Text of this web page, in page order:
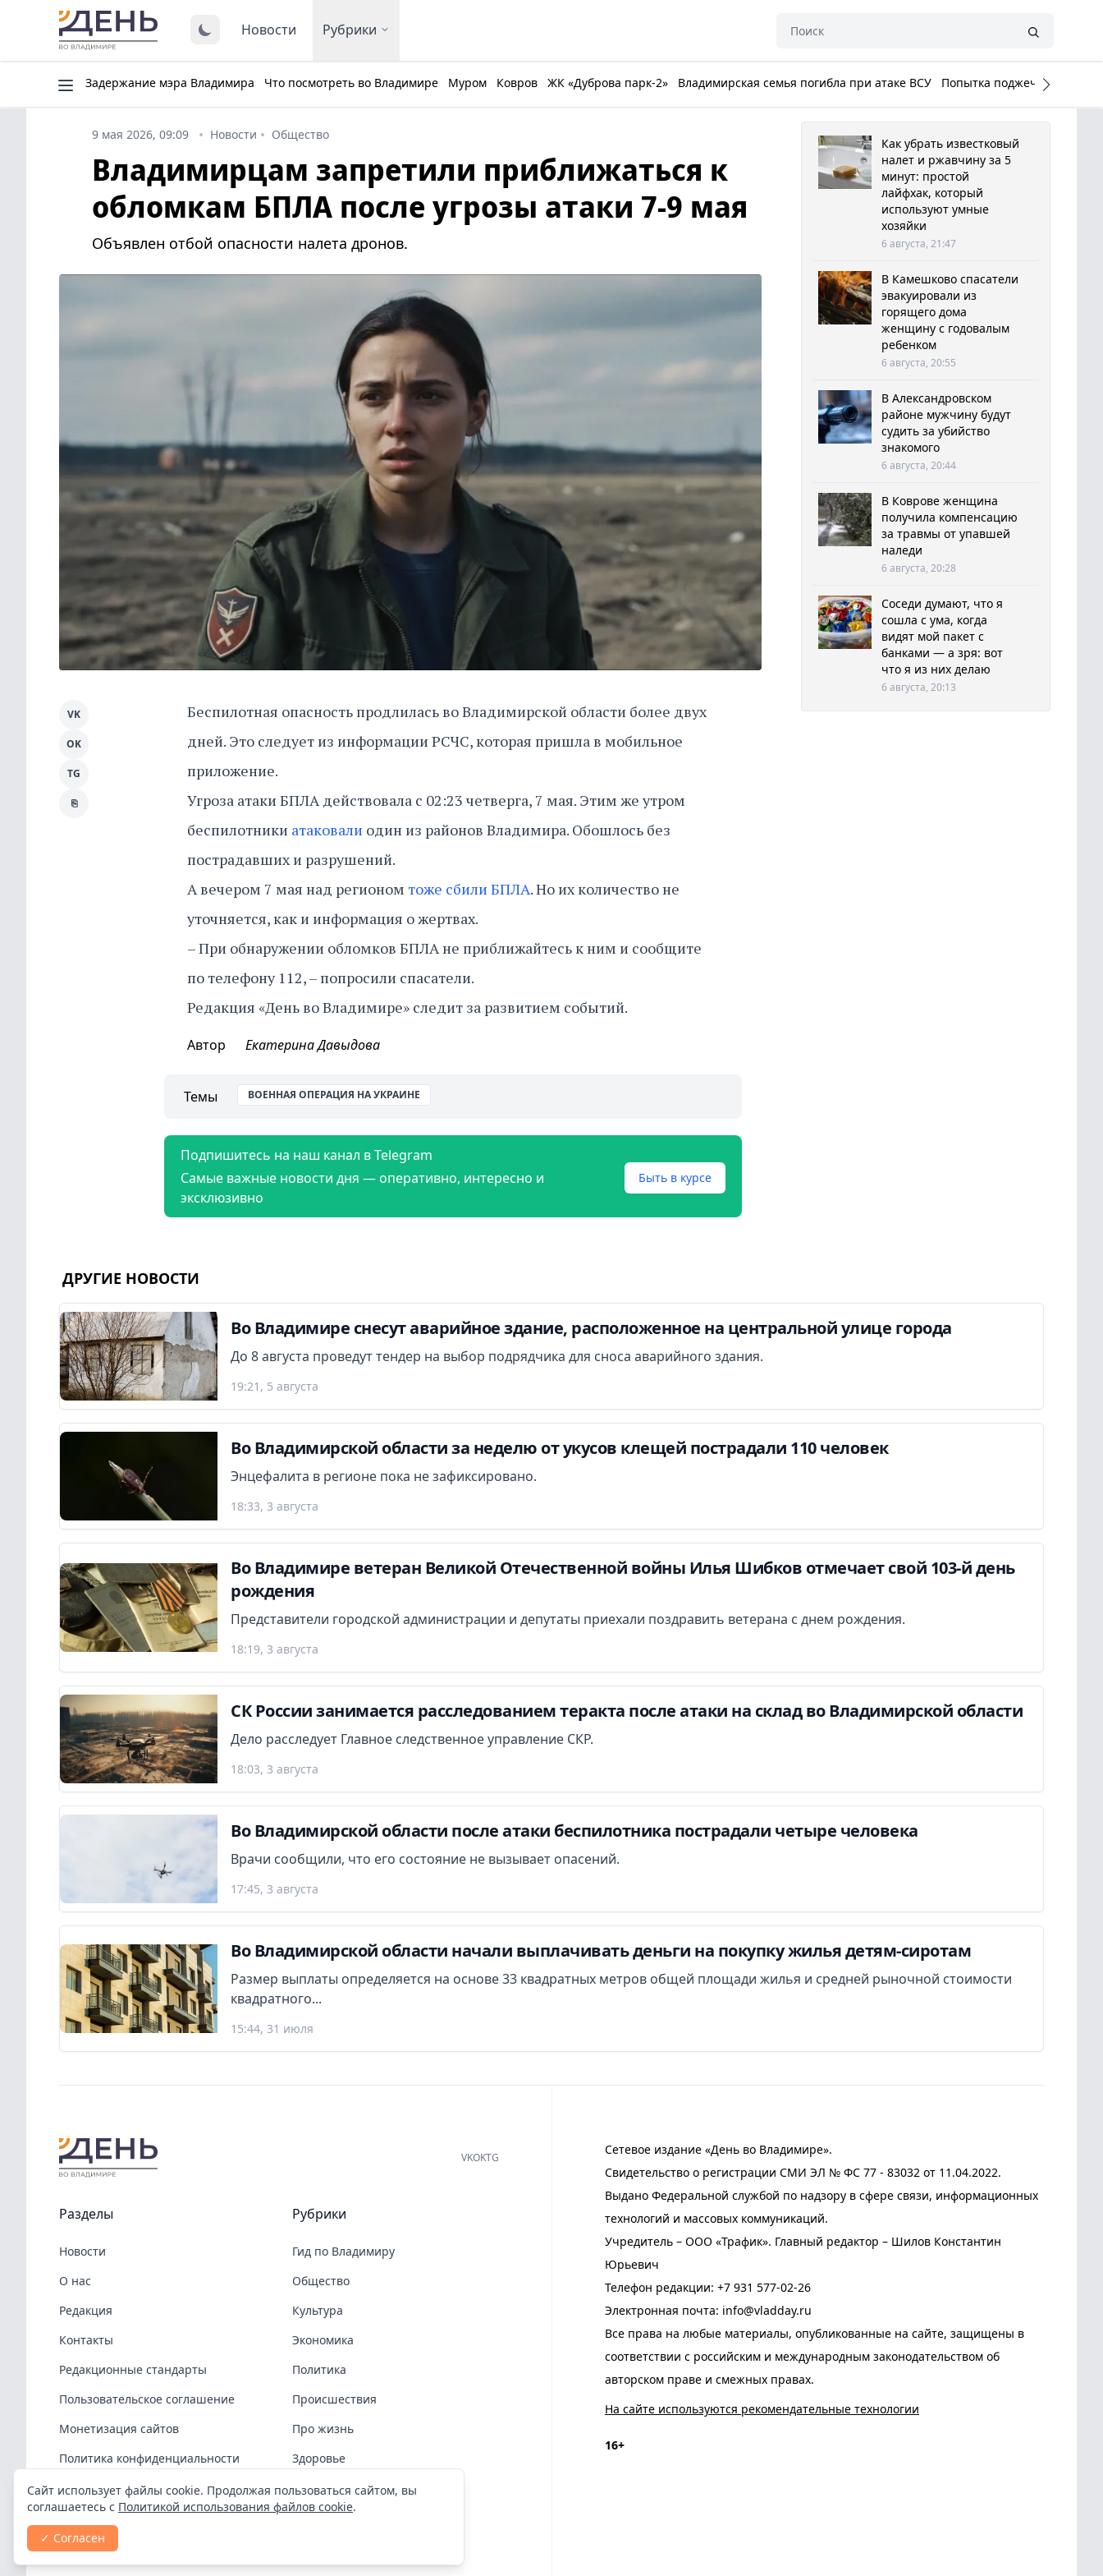
Новости Рубрики
Задержание мэра Владимира Что посмотреть во Владимире Муром Ковров ЖК «Дуброва парк-2» Владимирская семья погибла при атаке ВСУ Попытка поджечь Белый
9 мая 2026, 09:09 Новости Общество
Владимирцам запретили приближаться к
обломкам БПЛА после угрозы атаки 7-9 мая
Объявлен отбой опасности налета дронов.
Беспилотная опасность продлилась во Владимирской области более двух
дней. Это следует из информации РСЧС, которая пришла в мобильное
приложение.
Угроза атаки БПЛА действовала с 02:23 четверга, 7 мая. Этим же утром
беспилотники атаковали один из районов Владимира. Обошлось без
пострадавших и разрушений.
А вечером 7 мая над регионом тоже сбили БПЛА. Но их количество не
уточняется, как и информация о жертвах.
– При обнаружении обломков БПЛА не приближайтесь к ним и сообщите
по телефону 112, – попросили спасатели.
Редакция «День во Владимире» следит за развитием событий.
VK
OK
TG
⎘
Автор Екатерина Давыдова
Темы ВОЕННАЯ ОПЕРАЦИЯ НА УКРАИНЕ
Подпишитесь на наш канал в Telegram
Самые важные новости дня — оперативно, интересно и
эксклюзивно
Быть в курсе
Как убрать известковый
налет и ржавчину за 5
минут: простой
лайфхак, который
используют умные
хозяйки
6 августа, 21:47
В Камешково спасатели
эвакуировали из
горящего дома
женщину с годовалым
ребенком
6 августа, 20:55
В Александровском
районе мужчину будут
судить за убийство
знакомого
6 августа, 20:44
В Коврове женщина
получила компенсацию
за травмы от упавшей
наледи
6 августа, 20:28
Соседи думают, что я
сошла с ума, когда
видят мой пакет с
банками — а зря: вот
что я из них делаю
6 августа, 20:13
ДРУГИЕ НОВОСТИ
Во Владимире снесут аварийное здание, расположенное на центральной улице города
До 8 августа проведут тендер на выбор подрядчика для сноса аварийного здания.
19:21, 5 августа
Во Владимирской области за неделю от укусов клещей пострадали 110 человек
Энцефалита в регионе пока не зафиксировано.
18:33, 3 августа
Во Владимире ветеран Великой Отечественной войны Илья Шибков отмечает свой 103-й день
рождения
Представители городской администрации и депутаты приехали поздравить ветерана с днем рождения.
18:19, 3 августа
СК России занимается расследованием теракта после атаки на склад во Владимирской области
Дело расследует Главное следственное управление СКР.
18:03, 3 августа
Во Владимирской области после атаки беспилотника пострадали четыре человека
Врачи сообщили, что его состояние не вызывает опасений.
17:45, 3 августа
Во Владимирской области начали выплачивать деньги на покупку жилья детям-сиротам
Размер выплаты определяется на основе 33 квадратных метров общей площади жилья и средней рыночной стоимости
квадратного...
15:44, 31 июля
Сетевое издание «День во Владимире».
Свидетельство о регистрации СМИ ЭЛ № ФС 77 - 83032 от 11.04.2022.
Выдано Федеральной службой по надзору в сфере связи, информационных
технологий и массовых коммуникаций.
Учредитель – ООО «Трафик». Главный редактор – Шилов Константин
Юрьевич
Телефон редакции: +7 931 577-02-26
Электронная почта: info@vladday.ru
Все права на любые материалы, опубликованные на сайте, защищены в
соответствии с российским и международным законодательством об
авторском праве и смежных правах.
На сайте используются рекомендательные технологии
16+
VKOKTG
Разделы
Новости
О нас
Редакция
Контакты
Редакционные стандарты
Пользовательское соглашение
Монетизация сайтов
Политика конфиденциальности
Политика cookies
Рубрики
Гид по Владимиру
Общество
Культура
Экономика
Политика
Происшествия
Про жизнь
Здоровье
COVID-19
Спорт
Сайт использует файлы cookie. Продолжая пользоваться сайтом, вы
соглашаетесь с Политикой использования файлов cookie.
✓ Согласен